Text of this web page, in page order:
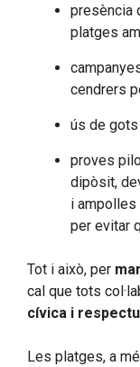
presència
platges
cendrers
ús de
proves
dipòsit,
i ampolles
per evitar
Tot i això, per
cal que tots
cívica i
Les platges, a